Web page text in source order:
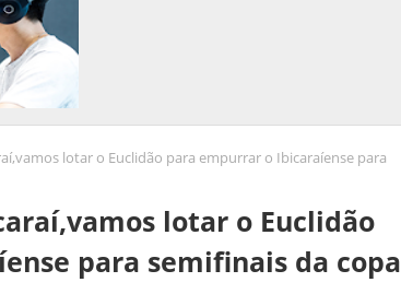
lotar o Euclidão para empurrar o Ibicaraíense para
lotar o Euclidão
para semifinais da copa